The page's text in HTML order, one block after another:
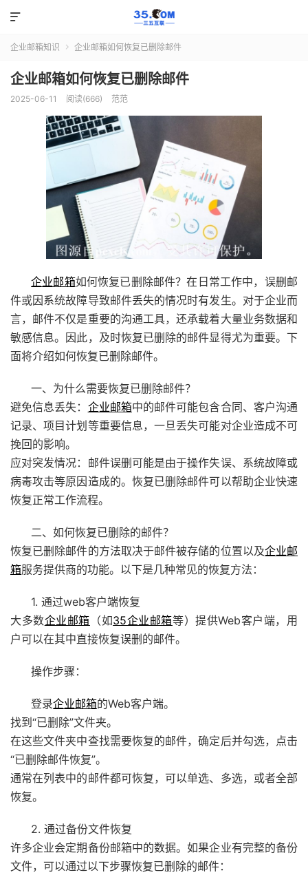

企业邮箱知识  企业邮箱如何恢复已删除邮件
企业邮箱如何恢复已删除邮件
2025-06-11 阅读(666) 范范
企业邮箱如何恢复已删除邮件？在日常工作中，误删邮
件或因系统故障导致邮件丢失的情况时有发生。对于企业而
言，邮件不仅是重要的沟通工具，还承载着大量业务数据和
敏感信息。因此，及时恢复已删除的邮件显得尤为重要。下
面将介绍如何恢复已删除邮件。
一、为什么需要恢复已删除邮件？
避免信息丢失： 企业邮箱中的邮件可能包含合同、客户沟通
记录、项目计划等重要信息，一旦丢失可能对企业造成不可
挽回的影响。
应对突发情况：邮件误删可能是由于操作失误、系统故障或
病毒攻击等原因造成的。恢复已删除邮件可以帮助企业快速
恢复正常工作流程。
二、如何恢复已删除的邮件？
恢复已删除邮件的方法取决于邮件被存储的位置以及企业邮
箱服务提供商的功能。以下是几种常见的恢复方法：
1. 通过web客户端恢复
大多数企业邮箱 （如35企业邮箱等）提供Web客户端，用
户可以在其中直接恢复误删的邮件。
操作步骤：
登录企业邮箱的Web客户端。
找到“已删除”文件夹。
在这些文件夹中查找需要恢复的邮件，确定后并勾选，点击
“已删除邮件恢复”。
通常在列表中的邮件都可恢复，可以单选、多选，或者全部
恢复。
2. 通过备份文件恢复
许多企业会定期备份邮箱中的数据。如果企业有完整的备份
文件，可以通过以下步骤恢复已删除的邮件：